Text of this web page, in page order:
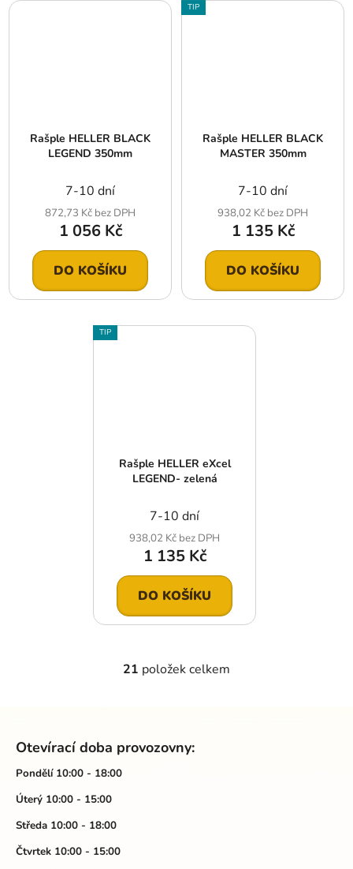
Rašple HELLER BLACK
LEGEND 350mm
7-10 dní
872,73 Kč bez DPH
1 056 Kč
DO KOŠÍKU
TIP
Rašple HELLER BLACK
MASTER 350mm
7-10 dní
938,02 Kč bez DPH
1 135 Kč
DO KOŠÍKU
TIP
Rašple HELLER eXcel
LEGEND- zelená
7-10 dní
938,02 Kč bez DPH
1 135 Kč
DO KOŠÍKU
O
d
21 položek celkem
Otevírací doba provozovny:
Pondělí 10:00 - 18:00
Úterý 10:00 - 15:00
Středa 10:00 - 18:00
Čtvrtek 10:00 - 15:00